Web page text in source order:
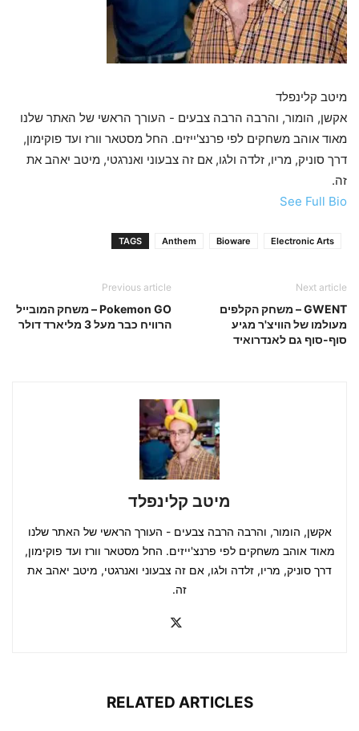
מיטב קלינפלד
אקשן, הומור, והרבה הרבה צבעים - העורך הראשי של האתר שלנו
מאוד אוהב משחקים לפי פרנצ'ייזים. החל מסטאר וורז ועד פוקימון,
דרך סוניק, מריו, זלדה ולגו, אם זה צבעוני ואנרגטי, מיטב יאהב את
זה.
See Full Bio
TAGS Anthem Bioware Electronic Arts
Previous article
Pokemon GO – משחק המובייל
הרוויח כבר מעל 3 מליארד דולר
Next article
GWENT – משחק הקלפים
מעולמו של הוויצ'ר מגיע
סוף-סוף גם לאנדרואיד
מיטב קלינפלד
אקשן, הומור, והרבה הרבה צבעים - העורך הראשי של האתר שלנו
מאוד אוהב משחקים לפי פרנצ'ייזים. החל מסטאר וורז ועד פוקימון,
דרך סוניק, מריו, זלדה ולגו, אם זה צבעוני ואנרגטי, מיטב יאהב את
זה.
RELATED ARTICLES